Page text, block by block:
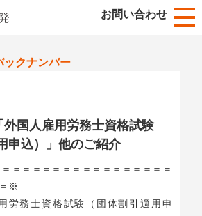
お問い合わせ
ックナンバー
国人雇用労務士資格試験
申込）」他のご紹介
＝＝＝＝＝＝＝＝＝＝＝＝＝＝＝＝
※
労務士資格試験（団体割引適用申